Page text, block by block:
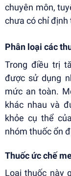
chuyên môn,
chưa có chỉ định
Phân loại các
Trong điều trị
được sử dụng
mức an toàn.
khác nhau và
khỏe cụ thể
nhóm thuốc ổn
Thuốc ức chế
Loại thuốc này